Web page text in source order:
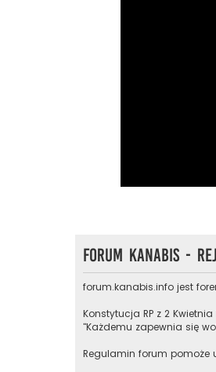
Forum Kanabis -
forum.kanabis.info jest
Konstytucja RP z 2 Kwietnia
"Każdemu zapewnia się
Regulamin forum pomoże